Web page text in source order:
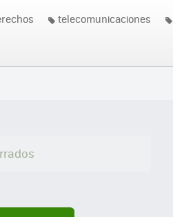
telecomunicaciones